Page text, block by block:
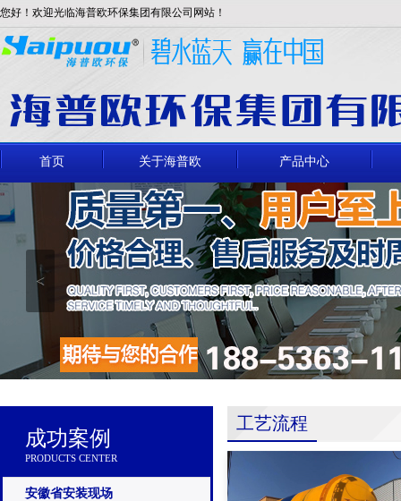
您好！欢迎光临海普欧环保集团有限公司网站！
首页 关于海普欧 产品中心
<
成功案例
PRODUCTS CENTER
安徽省安装现场
工艺流程